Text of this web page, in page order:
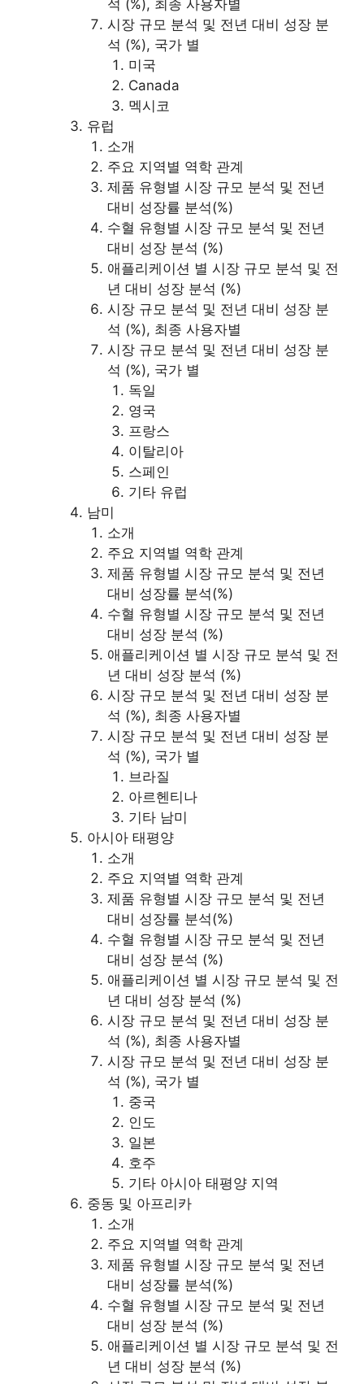
석 (%), 최종 사용자별
시장 규모 분석 및 전년 대비 성장 분
석 (%), 국가 별
미국
Canada
멕시코
유럽
소개
주요 지역별 역학 관계
제품 유형별 시장 규모 분석 및 전년
대비 성장률 분석(%)
수혈 유형별 시장 규모 분석 및 전년
대비 성장 분석 (%)
애플리케이션 별 시장 규모 분석 및 전
년 대비 성장 분석 (%)
시장 규모 분석 및 전년 대비 성장 분
석 (%), 최종 사용자별
시장 규모 분석 및 전년 대비 성장 분
석 (%), 국가 별
독일
영국
프랑스
이탈리아
스페인
기타 유럽
남미
소개
주요 지역별 역학 관계
제품 유형별 시장 규모 분석 및 전년
대비 성장률 분석(%)
수혈 유형별 시장 규모 분석 및 전년
대비 성장 분석 (%)
애플리케이션 별 시장 규모 분석 및 전
년 대비 성장 분석 (%)
시장 규모 분석 및 전년 대비 성장 분
석 (%), 최종 사용자별
시장 규모 분석 및 전년 대비 성장 분
석 (%), 국가 별
브라질
아르헨티나
기타 남미
아시아 태평양
소개
주요 지역별 역학 관계
제품 유형별 시장 규모 분석 및 전년
대비 성장률 분석(%)
수혈 유형별 시장 규모 분석 및 전년
대비 성장 분석 (%)
애플리케이션 별 시장 규모 분석 및 전
년 대비 성장 분석 (%)
시장 규모 분석 및 전년 대비 성장 분
석 (%), 최종 사용자별
시장 규모 분석 및 전년 대비 성장 분
석 (%), 국가 별
중국
인도
일본
호주
기타 아시아 태평양 지역
중동 및 아프리카
소개
주요 지역별 역학 관계
제품 유형별 시장 규모 분석 및 전년
대비 성장률 분석(%)
수혈 유형별 시장 규모 분석 및 전년
대비 성장 분석 (%)
애플리케이션 별 시장 규모 분석 및 전
년 대비 성장 분석 (%)